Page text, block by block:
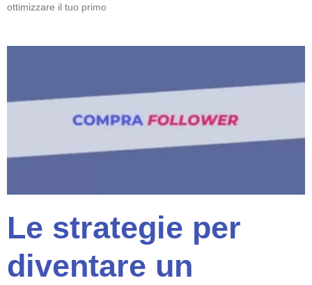
ottimizzare il tuo primo
Le strategie per
diventare un